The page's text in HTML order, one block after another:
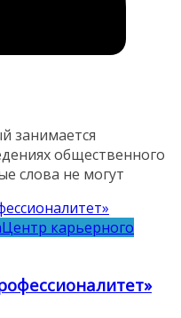
занимается
общественного
слова не могут
Центр карьерного